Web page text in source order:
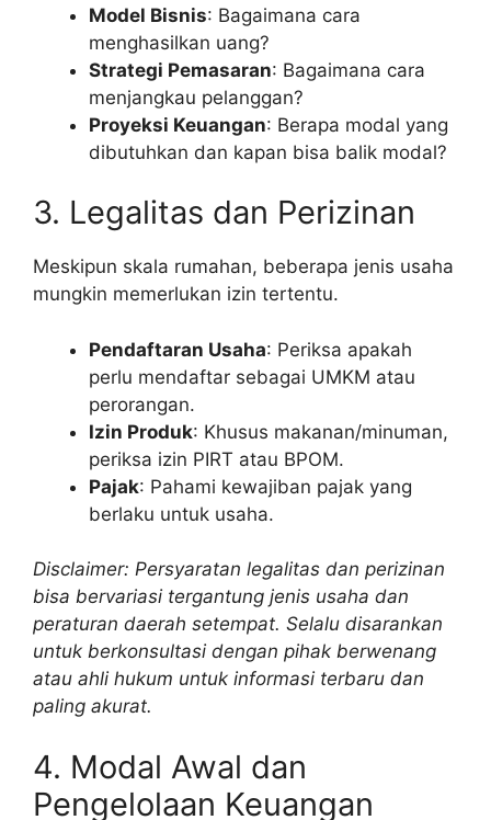
Model Bisnis: Bagaimana cara
menghasilkan uang?
Strategi Pemasaran: Bagaimana cara
menjangkau pelanggan?
Proyeksi Keuangan: Berapa modal yang
dibutuhkan dan kapan bisa balik modal?
3. Legalitas dan Perizinan
Meskipun skala rumahan, beberapa jenis usaha
mungkin memerlukan izin tertentu.
Pendaftaran Usaha: Periksa apakah
perlu mendaftar sebagai UMKM atau
perorangan.
Izin Produk: Khusus makanan/minuman,
periksa izin PIRT atau BPOM.
Pajak: Pahami kewajiban pajak yang
berlaku untuk usaha.
Disclaimer: Persyaratan legalitas dan perizinan
bisa bervariasi tergantung jenis usaha dan
peraturan daerah setempat. Selalu disarankan
untuk berkonsultasi dengan pihak berwenang
atau ahli hukum untuk informasi terbaru dan
paling akurat.
4. Modal Awal dan
Pengelolaan Keuangan